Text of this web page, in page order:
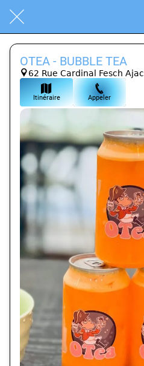
OTEA - BUBBLE TEA
62 Rue Cardinal Fesch
Itinéraire Appeler